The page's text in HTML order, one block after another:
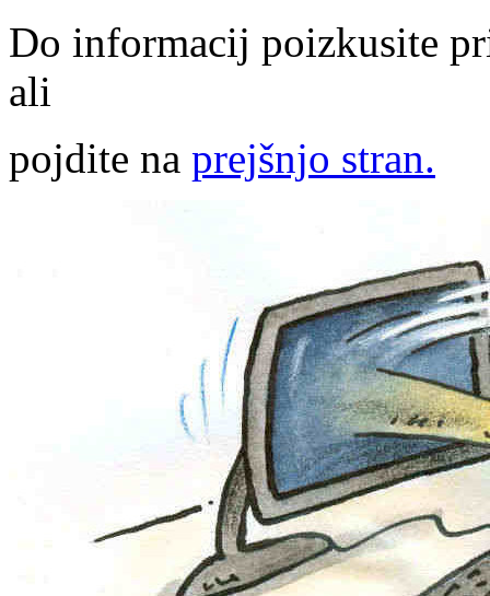
Do informacij poizkusite
ali
pojdite na prejšnjo stran.